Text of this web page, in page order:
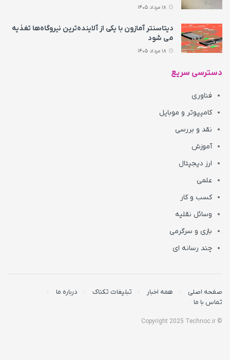
دیتاسنتر آمازون با یکی از آلاینده‌ترین نیروگاه‌ها تغذیه
می‌ شود
دسترسی سریع
فناوری
کامپیوتر و موبایل
نقد و بررسی
آموزش
ارز دیجیتال
علمی
کسب و کار
وسائل نقلیه
بازی و سرگرمی
چند رسانه ای
صفحه اصلی همه اخبار تبلیغات تکناک
درباره ما
تماس با ما
© Copyright 2025 Technoc.ir